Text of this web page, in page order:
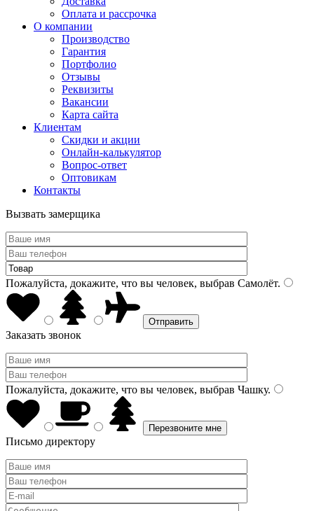
Оплата и рассрочка
О компании
Производство
Гарантия
Портфолио
Отзывы
Реквизиты
Вакансии
Карта сайта
Клиентам
Скидки и акции
Онлайн-калькулятор
Вопрос-ответ
Оптовикам
Контакты
Вызвать замерщика
Пожалуйста, докажите, что вы человек, выбрав Самолёт.
Заказать звонок
Пожалуйста, докажите, что вы человек, выбрав Чашку.
Письмо директору